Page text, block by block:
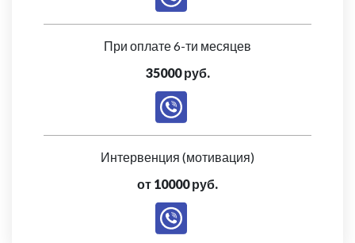
При оплате 6-ти месяцев
35000 руб.
Интервенция (мотивация)
от 10000 руб.